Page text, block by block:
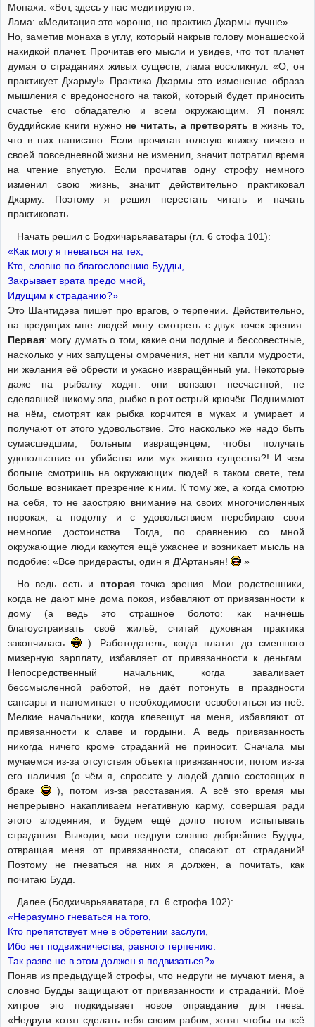
Монахи: «Вот, здесь у нас медитируют».
Лама: «Медитация это хорошо, но практика Дхармы лучше».
Но, заметив монаха в углу, который накрыв голову монашеской
накидкой плачет. Прочитав его мысли и увидев, что тот плачет
думая о страданиях живых существ, лама воскликнул: «О, он
практикует Дхарму!» Практика Дхармы это изменение образа
мышления с вредоносного на такой, который будет приносить
счастье его обладателю и всем окружающим. Я понял:
буддийские книги нужно не читать, а претворять в жизнь то,
что в них написано. Если прочитав толстую книжку ничего в
своей повседневной жизни не изменил, значит потратил время
на чтение впустую. Если прочитав одну строфу немного
изменил свою жизнь, значит действительно практиковал
Дхарму. Поэтому я решил перестать читать и начать
практиковать.
Начать решил с Бодхичарьяаватары (гл. 6 стофа 101):
«Как могу я гневаться на тех,
Кто, словно по благословению Будды,
Закрывает врата предо мной,
Идущим к страданию?»
Это Шантидэва пишет про врагов, о терпении. Действительно,
на вредящих мне людей могу смотреть с двух точек зрения.
Первая: могу думать о том, какие они подлые и бессовестные,
насколько у них запущены омрачения, нет ни капли мудрости,
ни желания её обрести и ужасно извращённый ум. Некоторые
даже на рыбалку ходят: они вонзают несчастной, не
сделавшей никому зла, рыбке в рот острый крючёк. Поднимают
на нём, смотрят как рыбка корчится в муках и умирает и
получают от этого удовольствие. Это насколько же надо быть
сумасшедшим, больным извращенцем, чтобы получать
удовольствие от убийства или мук живого существа?! И чем
больше смотришь на окружающих людей в таком свете, тем
больше возникает презрение к ним. К тому же, а когда смотрю
на себя, то не заостряю внимание на своих многочисленных
пороках, а подолгу и с удовольствием перебираю свои
немногие достоинства. Тогда, по сравнению со мной
окружающие люди кажутся ещё ужаснее и возникает мысль на
подобие: «Все придерасты, один я Д'Артаньян!
»
Но ведь есть и втораяточка зрения. Мои родственники,
когда не дают мне дома покоя, избавляют от привязанности к
дому (а ведь это страшное болото: как начнёшь
благоустраивать своё жильё, считай духовная практика
закончилась
). Работодатель, когда платит до смешного
мизерную зарплату, избавляет от привязанности к деньгам.
Непосредственный начальник, когда заваливает
бессмысленной работой, не даёт потонуть в праздности
сансары и напоминает о необходимости освоботиться из неё.
Мелкие начальники, когда клевещут на меня, избавляют от
привязанности к славе и гордыни. А ведь привязанность
никогда ничего кроме страданий не приносит. Сначала мы
мучаемся из-за отсутствия объекта привязанности, потом из-за
его наличия (о чём я, спросите у людей давно состоящих в
браке
), потом из-за расставания. А всё это время мы
непрерывно накапливаем негативную карму, совершая ради
этого злодеяния, и будем ещё долго потом испытывать
страдания. Выходит, мои недруги словно добрейшие Будды,
отвращая меня от привязанности, спасают от страданий!
Поэтому не гневаться на них я должен, а почитать, как
почитаю Будд.
Далее (Бодхичарьяаватара, гл. 6 строфа 102):
«Неразумно гневаться на того,
Кто препятствует мне в обретении заслуги,
Ибо нет подвижничества, равного терпению.
Так разве не в этом должен я подвизаться?»
Поняв из предыдущей строфы, что недруги не мучают меня, а
словно Будды защищают от привязанности и страданий. Моё
хитрое эго подкидывает новое оправдание для гнева:
«Недруги хотят сделать тебя своим рабом, хотят чтобы ты всё